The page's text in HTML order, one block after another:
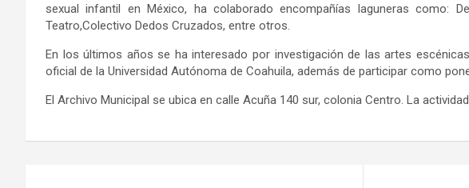
sexual infantil en México, ha colaborado encompañías laguneras como:
Teatro,Colectivo Dedos Cruzados, entre otros.
En losúltimos años se ha interesado por investigación de las artes
oficial de la Universidad Autónoma de Coahuila, además de participar como
El Archivo Municipal se ubica en calle Acuña 140 sur, colonia Centro. La